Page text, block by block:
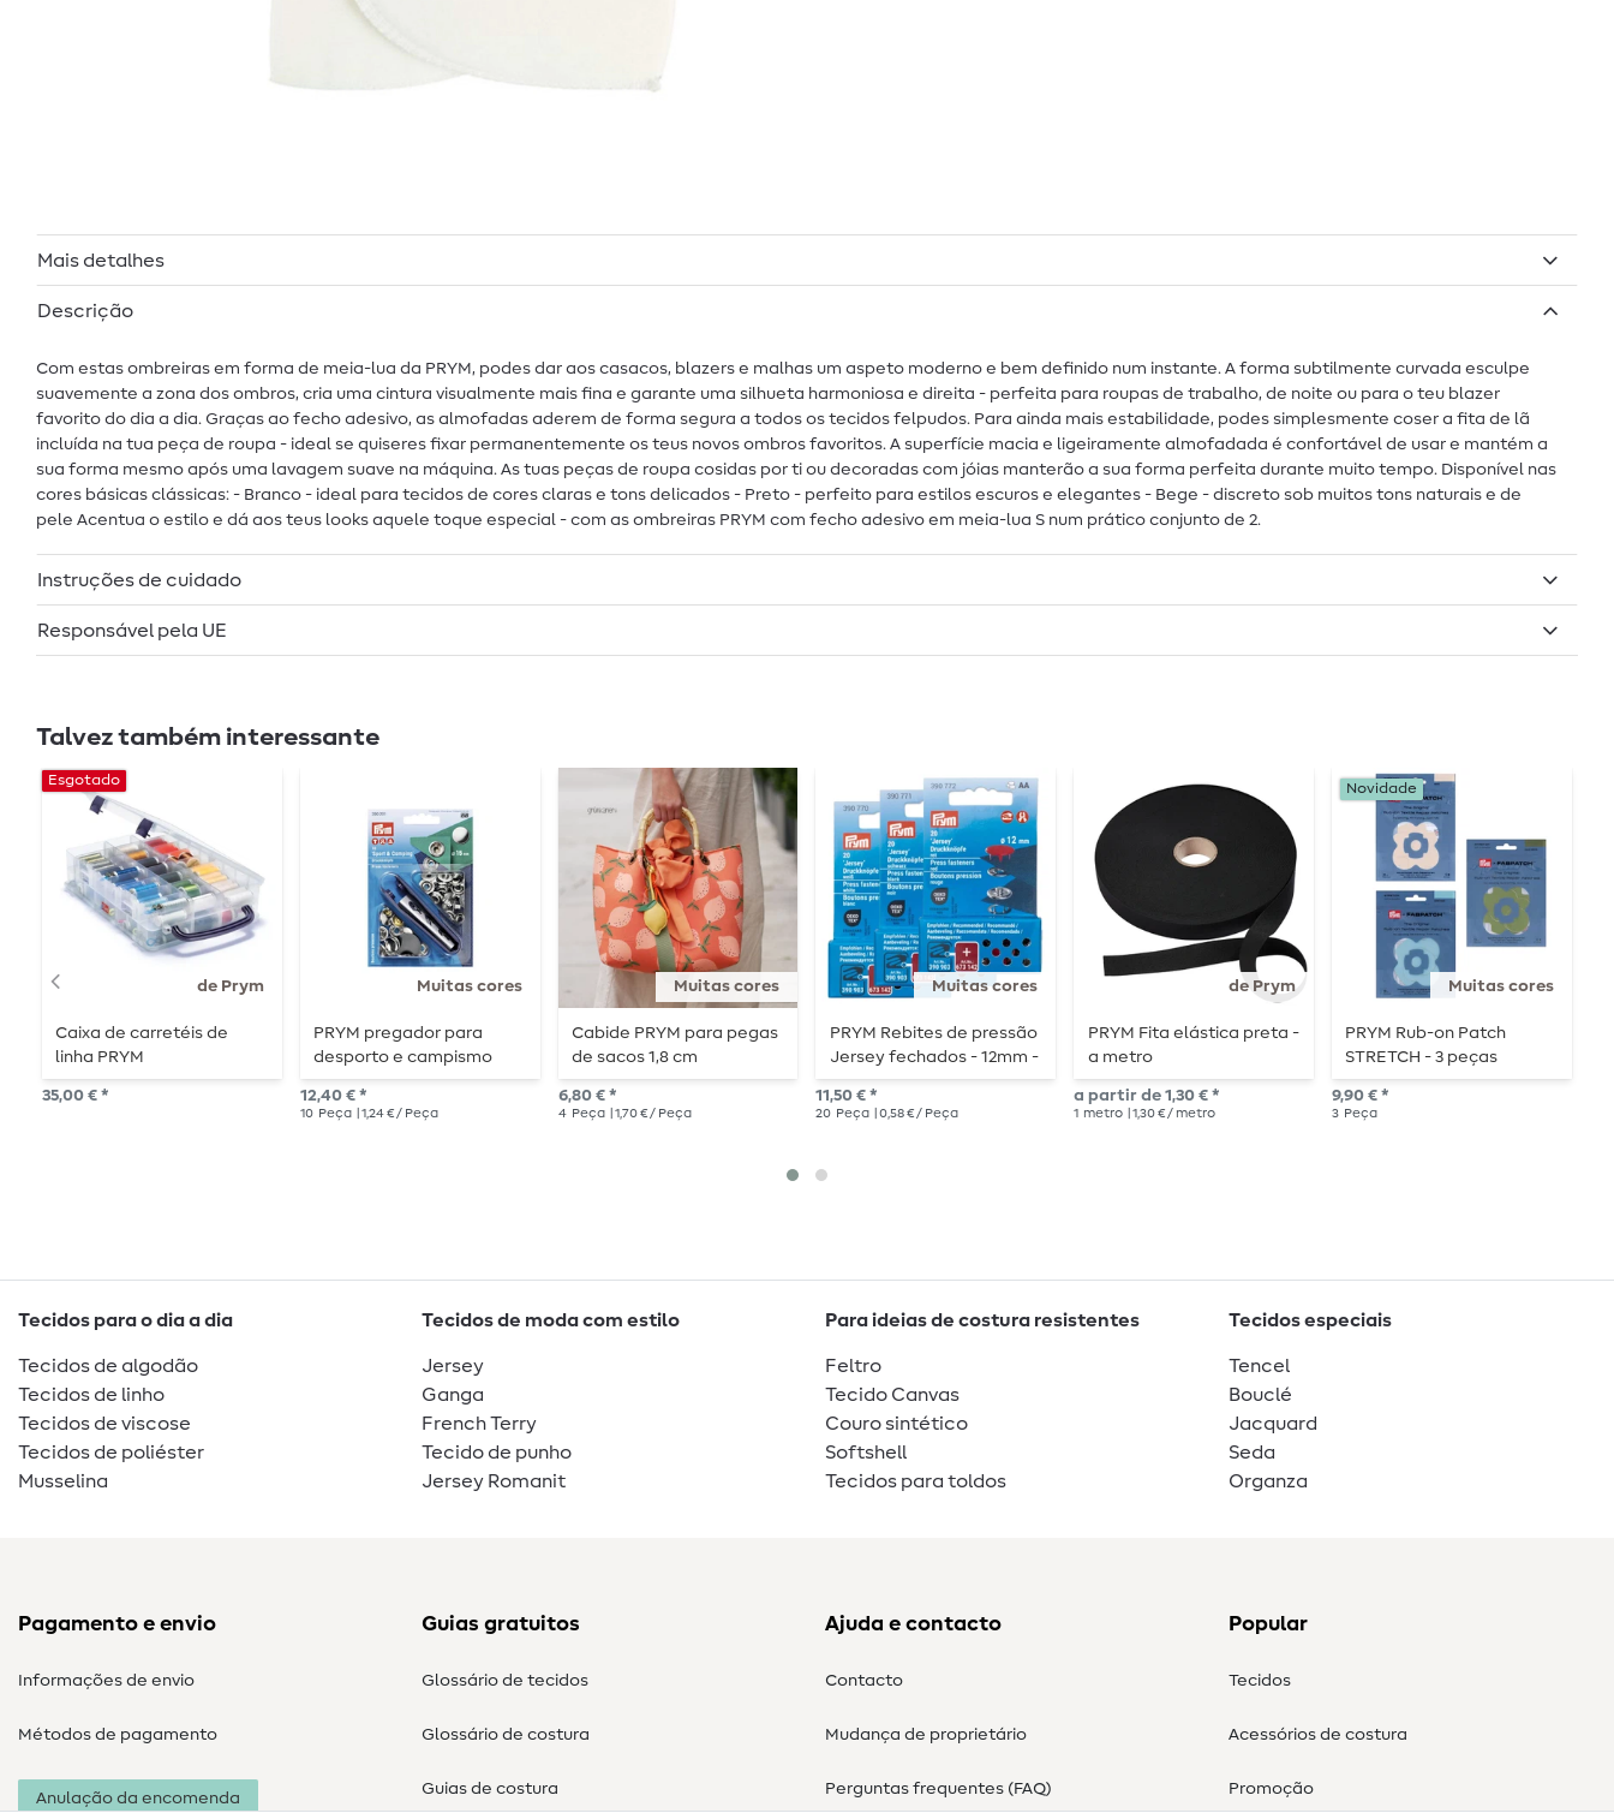
Mais detalhes
Descrição
Com estas ombreiras em forma de meia-lua da PRYM, podes dar aos casacos, blazers e malhas um aspeto moderno e bem definido num instante. A forma subtilmente curvada esculpe
suavemente a zona dos ombros, cria uma cintura visualmente mais fina e garante uma silhueta harmoniosa e direita - perfeita para roupas de trabalho, de noite ou para o teu blazer
favorito do dia a dia. Graças ao fecho adesivo, as almofadas aderem de forma segura a todos os tecidos felpudos. Para ainda mais estabilidade, podes simplesmente coser a fita de lã
incluída na tua peça de roupa - ideal se quiseres fixar permanentemente os teus novos ombros favoritos. A superfície macia e ligeiramente almofadada é confortável de usar e mantém a
sua forma mesmo após uma lavagem suave na máquina. As tuas peças de roupa cosidas por ti ou decoradas com jóias manterão a sua forma perfeita durante muito tempo. Disponível nas
cores básicas clássicas: - Branco - ideal para tecidos de cores claras e tons delicados - Preto - perfeito para estilos escuros e elegantes - Bege - discreto sob muitos tons naturais e de
pele Acentua o estilo e dá aos teus looks aquele toque especial - com as ombreiras PRYM com fecho adesivo em meia-lua S num prático conjunto de 2.
Instruções de cuidado
Responsável pela UE
Talvez também interessante
de Prym
Esgotado
Caixa de carretéis de
linha PRYM
35,00 € *
Muitas cores
PRYM pregador para
desporto e campismo
15mm
12,40 € *
10 Peça | 1,24 € / Peça
Muitas cores
Cabide PRYM para pegas
de sacos 1,8 cm
6,80 € *
4 Peça | 1,70 € / Peça
Muitas cores
PRYM Rebites de pressão
Jersey fechados - 12mm -
20 peças
11,50 € *
20 Peça | 0,58 € / Peça
de Prym
PRYM Fita elástica preta -
a metro
a partir de 1,30 € *
1 metro | 1,30 € / metro
Muitas cores
Novidade
PRYM Rub-on Patch
STRETCH - 3 peças
9,90 € *
3 Peça
Tecidos para o dia a dia
Tecidos de algodão
Tecidos de linho
Tecidos de viscose
Tecidos de poliéster
Musselina
Tecidos de moda com estilo
Jersey
Ganga
French Terry
Tecido de punho
Jersey Romanit
Para ideias de costura resistentes
Feltro
Tecido Canvas
Couro sintético
Softshell
Tecidos para toldos
Tecidos especiais
Tencel
Bouclé
Jacquard
Seda
Organza
Pagamento e envio
Informações de envio
Métodos de pagamento
Anulação da encomenda
Guias gratuitos
Glossário de tecidos
Glossário de costura
Guias de costura
Ajuda e contacto
Contacto
Mudança de proprietário
Perguntas frequentes (FAQ)
Popular
Tecidos
Acessórios de costura
Promoção